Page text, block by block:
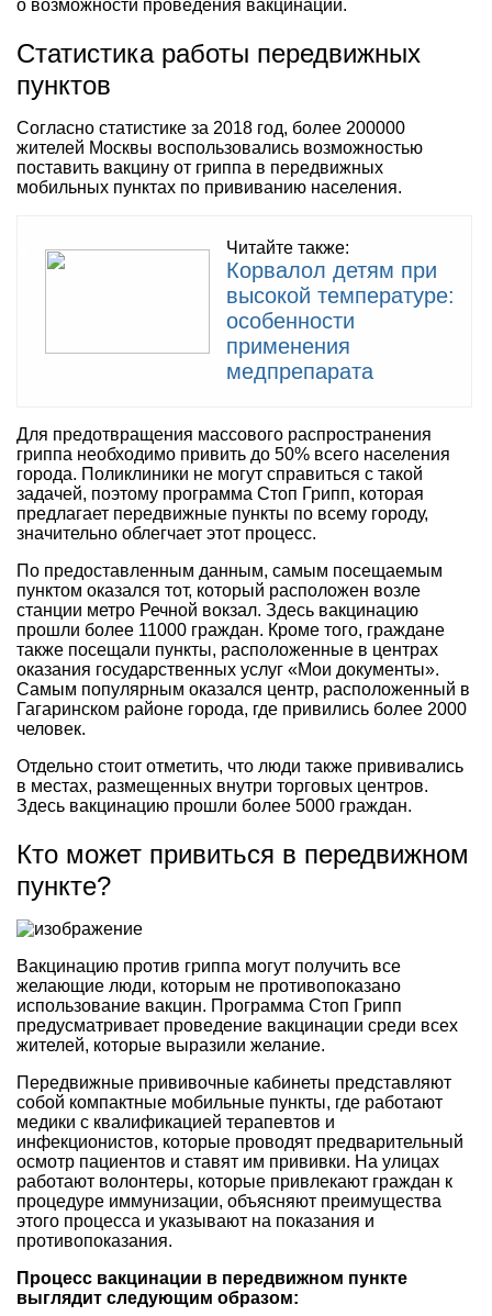
о возможности проведения вакцинации.
Статистика работы передвижных
пунктов
Согласно статистике за 2018 год, более 200000
жителей Москвы воспользовались возможностью
поставить вакцину от гриппа в передвижных
мобильных пунктах по прививанию населения.
Читайте также:
Корвалол детям при
высокой температуре:
особенности
применения
медпрепарата
Для предотвращения массового распространения
гриппа необходимо привить до 50% всего населения
города. Поликлиники не могут справиться с такой
задачей, поэтому программа Стоп Грипп, которая
предлагает передвижные пункты по всему городу,
значительно облегчает этот процесс.
По предоставленным данным, самым посещаемым
пунктом оказался тот, который расположен возле
станции метро Речной вокзал. Здесь вакцинацию
прошли более 11000 граждан. Кроме того, граждане
также посещали пункты, расположенные в центрах
оказания государственных услуг «Мои документы».
Самым популярным оказался центр, расположенный в
Гагаринском районе города, где привились более 2000
человек.
Отдельно стоит отметить, что люди также прививались
в местах, размещенных внутри торговых центров.
Здесь вакцинацию прошли более 5000 граждан.
Кто может привиться в передвижном
пункте?
Вакцинацию против гриппа могут получить все
желающие люди, которым не противопоказано
использование вакцин. Программа Стоп Грипп
предусматривает проведение вакцинации среди всех
жителей, которые выразили желание.
Передвижные прививочные кабинеты представляют
собой компактные мобильные пункты, где работают
медики с квалификацией терапевтов и
инфекционистов, которые проводят предварительный
осмотр пациентов и ставят им прививки. На улицах
работают волонтеры, которые привлекают граждан к
процедуре иммунизации, объясняют преимущества
этого процесса и указывают на показания и
противопоказания.
Процесс вакцинации в передвижном пункте
выглядит следующим образом: